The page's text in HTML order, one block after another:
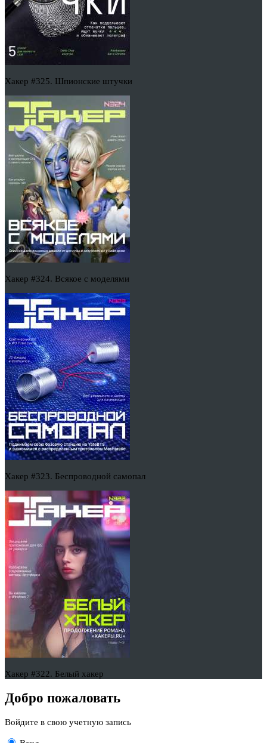
Хакер #325. Шпионские штучки
Хакер #324. Всякое с моделями
Хакер #323. Беспроводной самопал
Хакер #322. Белый хакер
Добро пожаловать
Войдите в свою учетную запись